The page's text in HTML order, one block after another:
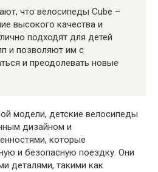
что велосипеды Cube –
высокого качества и
подходят для детей
и позволяют им с
и преодолевать новые
модели, детские велосипеды
дизайном и
которые
и безопасную поездку. Они
деталями, такими как